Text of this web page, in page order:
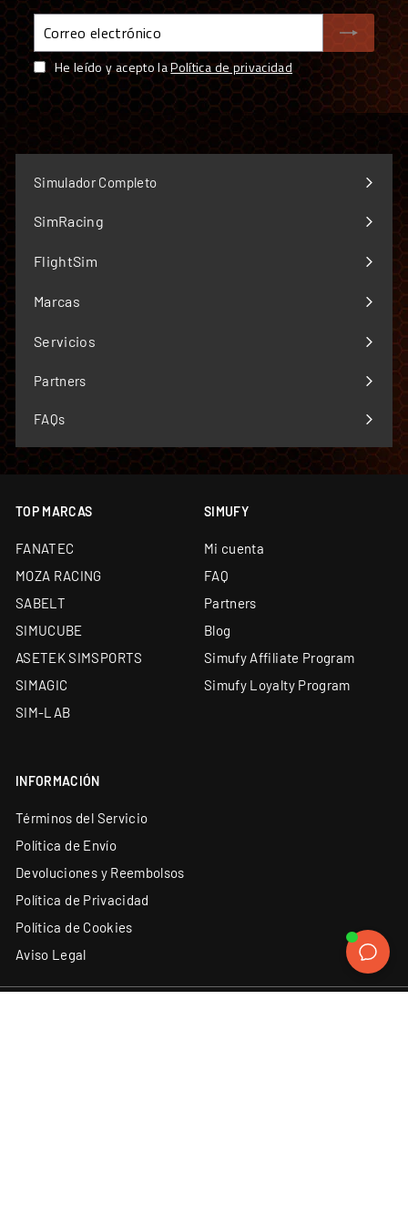
Financiación a medida: leasing y renting
disponibles
Correo
electrónico
He leído y acepto laPolítica de privacidad
Simulador Completo
SimRacing
Expandir
menú
FlightSim
Expandir
menú
Marcas
Expandir
menú
Servicios
Expandir
menú
Partners
FAQs
TOP MARCAS
FANATEC
MOZA RACING
SABELT
SIMUCUBE
ASETEK SIMSPORTS
SIMAGIC
SIM-LAB
SIMUFY
Mi cuenta
FAQ
Partners
Blog
Simufy Affiliate Program
Simufy Loyalty Program
INFORMACIÓN
Términos del Servicio
Política de Envío
Devoluciones y Reembolsos
Política de Privacidad
Política de Cookies
Aviso Legal